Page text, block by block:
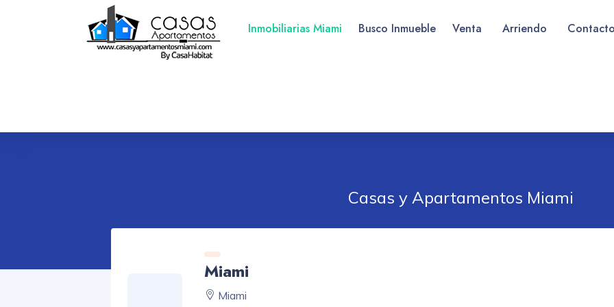
Inmobiliarias Miami Busco Inmueble Venta Arriendo
Casas y Apartamentos Miami
Miami
Miami